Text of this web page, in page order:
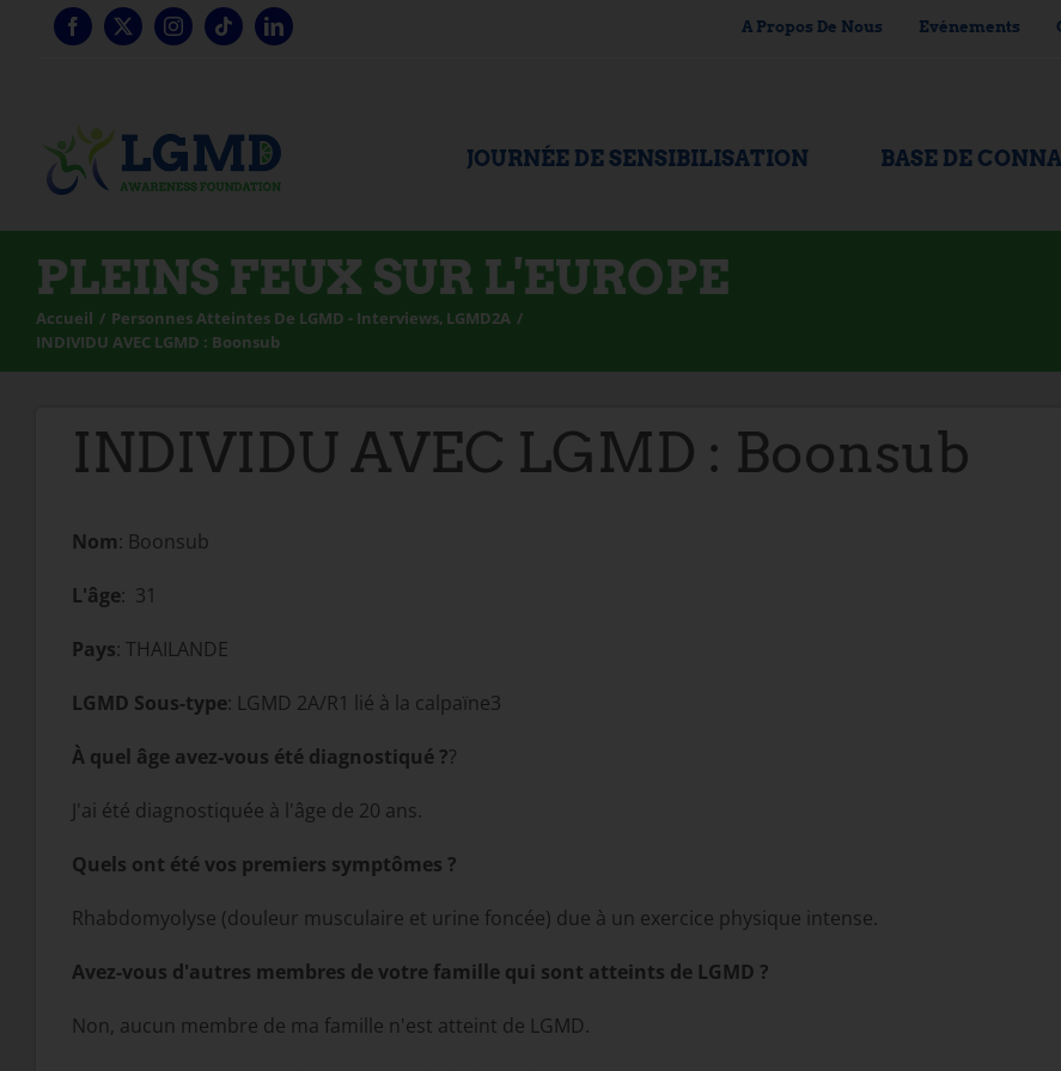
A Propos De Nous Evénements
JOURNÉE DE SENSIBILISATION BASE DE
PLEINS FEUX SUR L'EUROPE
Accueil Personnes Atteintes De LGMD - Interviews LGMD2A
INDIVIDU AVEC LGMD : Boonsub
INDIVIDU AVEC LGMD : Boonsub
Nom: Boonsub
L'âge: 31
Pays: THAILANDE
LGMD Sous-type: LGMD 2A/R1 lié à la calpaïne3
À quel âge avez-vous été diagnostiqué ??
J'ai été diagnostiquée à l'âge de 20 ans.
Quels ont été vos premiers symptômes ?
Rhabdomyolyse (douleur musculaire et urine foncée) due à un exercice physique intense.
Avez-vous d'autres membres de votre famille qui sont atteints de LGMD ?
Non, aucun membre de ma famille n'est atteint de LGMD.